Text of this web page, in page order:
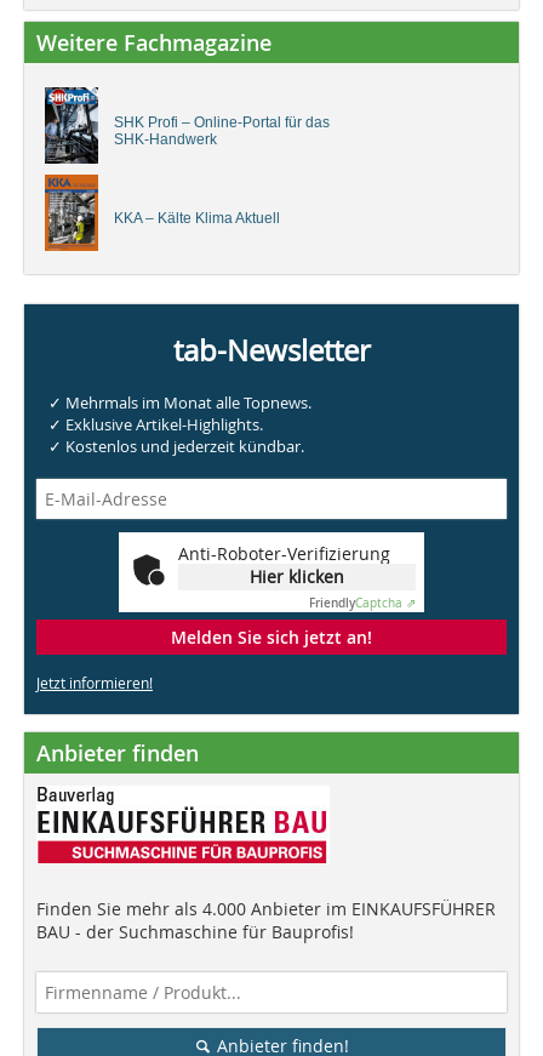
Weitere Fachmagazine
SHK Profi – Online-Portal für das
SHK-Handwerk
KKA – Kälte Klima Aktuell
tab-Newsletter
✓ Mehrmals im Monat alle Topnews.
✓ Exklusive Artikel-Highlights.
✓ Kostenlos und jederzeit kündbar.
Anti-Roboter-Verifizierung
Hier klicken
FriendlyCaptcha ⇗
Melden Sie sich jetzt an!
Jetzt informieren!
Anbieter finden
Finden Sie mehr als 4.000 Anbieter im EINKAUFSFÜHRER
BAU - der Suchmaschine für Bauprofis!
Anbieter finden!